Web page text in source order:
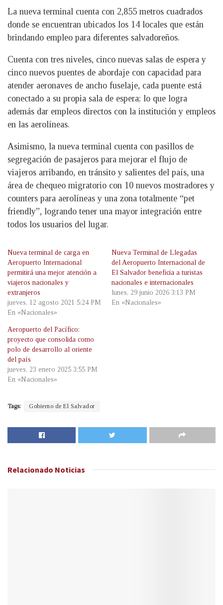
La nueva terminal cuenta con 2,855 metros cuadrados
donde se encuentran ubicados los 14 locales que están
brindando empleo para diferentes salvadoreños.
Cuenta con tres niveles, cinco nuevas salas de espera y
cinco nuevos puentes de abordaje con capacidad para
atender aeronaves de ancho fuselaje, cada puente está
conectado a su propia sala de espera; lo que logra
además dar empleos directos con la institución y empleos
en las aerolíneas.
Asimismo, la nueva terminal cuenta con pasillos de
segregación de pasajeros para mejorar el flujo de
viajeros arribando, en tránsito y salientes del país, una
área de chequeo migratorio con 10 nuevos mostradores y
counters para aerolíneas y una zona totalmente “pet
friendly”, logrando tener una mayor integración entre
todos los usuarios del lugar.
Nueva terminal de carga en
Aeropuerto Internacional
permitirá una mejor atención a
viajeros nacionales y
extranjeros
jueves, 12 agosto 2021 5:24 PM
En «Nacionales»
Nueva Terminal de Llegadas
del Aeropuerto Internacional de
El Salvador beneficia a turistas
nacionales e internacionales
lunes, 29 junio 2026 3:13 PM
En «Nacionales»
Aeropuerto del Pacífico:
proyecto que consolida como
polo de desarrollo al oriente
del país
jueves, 23 enero 2025 3:55 PM
En «Nacionales»
Tags: Gobierno de El Salvador
Relacionado Noticias